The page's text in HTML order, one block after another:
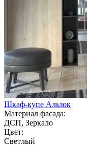
Шкаф-купе Альзок
Материал фасада:
ДСП, Зеркало
Цвет:
Светлый